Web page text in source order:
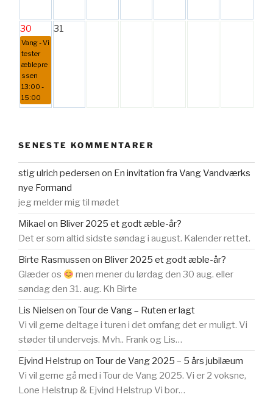
30
Vang - Vi
tester
æblepre
ssen
13:00 -
15:00
31
SENESTE KOMMENTARER
stig ulrich pedersen on En invitation fra Vang Vandværks
nye Formand
jeg melder mig til mødet
Mikael on Bliver 2025 et godt æble-år?
Det er som altid sidste søndag i august. Kalender rettet.
Birte Rasmussen on Bliver 2025 et godt æble-år?
Glæder os
men mener du lørdag den 30 aug. eller
søndag den 31. aug. Kh Birte
Lis Nielsen on Tour de Vang – Ruten er lagt
Vi vil gerne deltage i turen i det omfang det er muligt. Vi
støder til undervejs. Mvh.. Frank og Lis…
Ejvind Helstrup on Tour de Vang 2025 – 5 års jubilæum
Vi vil gerne gå med i Tour de Vang 2025. Vi er 2 voksne,
Lone Helstrup & Ejvind Helstrup Vi bor…